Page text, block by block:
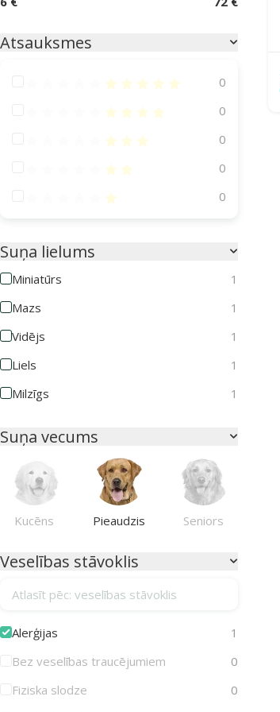
Atsauksmes
Atsauksmes 100%
0
Atsauksmes 80%
0
Atsauksmes 60%
0
Atsauksmes 40%
0
Atsauksmes 20%
0
Suņa lielums
Miniatūrs
1
Mazs
1
Vidējs
1
Liels
1
Milzīgs
1
Suņa vecums
Kucēns Pieaudzis Seniors
Veselības stāvoklis
Atlasīt pēc: veselības stāvoklis
Alerģijas
1
Bez veselības traucējumiem
0
Fiziska slodze
0